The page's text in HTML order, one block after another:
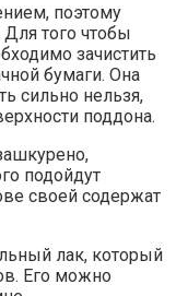
поэтому
того чтобы
зачистить
бумаги. Она
сильно нельзя,
поддона.
подойдут
своей содержат
лак, который
Его можно